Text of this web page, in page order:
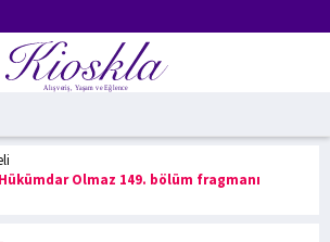
Olmaz 149. bölüm fragmanı